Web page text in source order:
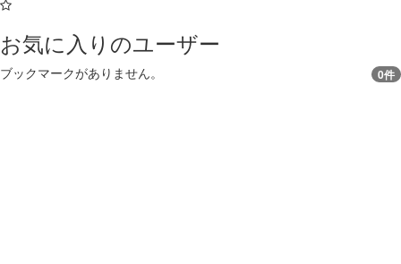
お気に入りのユーザー
0件
ブックマークがありません。